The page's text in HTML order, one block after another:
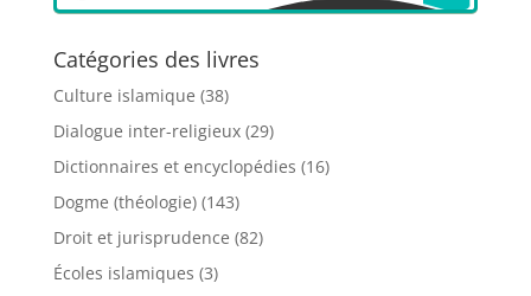
Catégories des livres
Culture islamique (38)
Dialogue inter-religieux (29)
Dictionnaires et encyclopédies (16)
Dogme (théologie) (143)
Droit et jurisprudence (82)
Écoles islamiques (3)